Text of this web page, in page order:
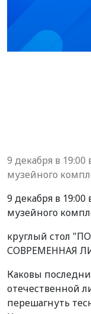
9 декабря в 19:00
музейного
9 декабря в 19:00
музейного
круглый стол
СОВРЕМЕННАЯ
Каковы
отечественной
перешагнуть